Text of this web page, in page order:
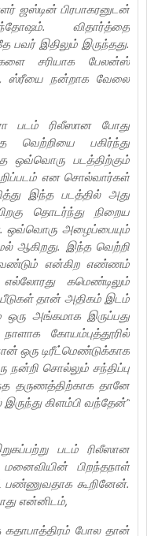
ஜஸ்டின் பிரபாகரனுடன்
விதார்த்தை
பவர் இதிலும் இருந்தது.
சரியாக பேலன்ஸ்
ஸ்ரீயை நன்றாக வேலை
படம் ரிலீஸான போது
பகிர்ந்து
ஒவ்வொரு படத்திற்கும்
என சொல்வார்கள்
இந்த படத்தில் அது
தொடர்ந்து நிறைய
ஒவ்வொரு அழைப்பையும்
ஆகிறது. இந்த வெற்றி
என்கிற எண்ணம்
கமெண்டிலும்
தான் அதிகம் இடம்
ஒரு அங்கமாக இருப்பது
கோயம்புத்தூரில்
ஒரு டிரீட்மெண்டுக்காக
நன்றி சொல்லும் சந்திப்பு
தருணத்திற்காக தானே
கிளம்பி வந்தேன்”
படம் ரிலீஸான
பிறந்தநாள்
பண்ணுவதாக கூறினேன்.
என்னிடம்,
கதாபாத்திரம் போல தான்